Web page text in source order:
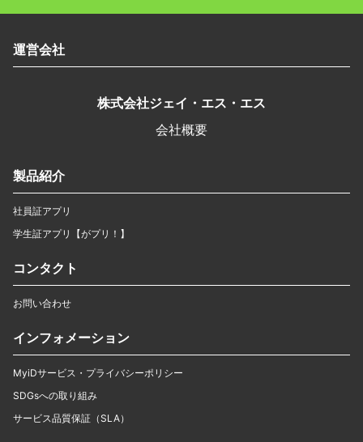
運営会社
株式会社ジェイ・エス・エス
会社概要
製品紹介
社員証アプリ
学生証アプリ【がプリ！】
コンタクト
お問い合わせ
インフォメーション
MyiDサービス・プライバシーポリシー
SDGsへの取り組み
サービス品質保証（SLA）